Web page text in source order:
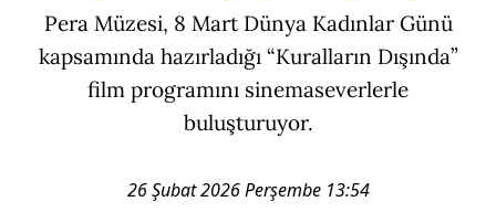
Pera Müzesi, 8 Mart Dünya Kadınlar Günü
kapsamında hazırladığı “Kuralların Dışında”
film programını sinemaseverlerle
buluşturuyor.
26 Şubat 2026 Perşembe 13:54